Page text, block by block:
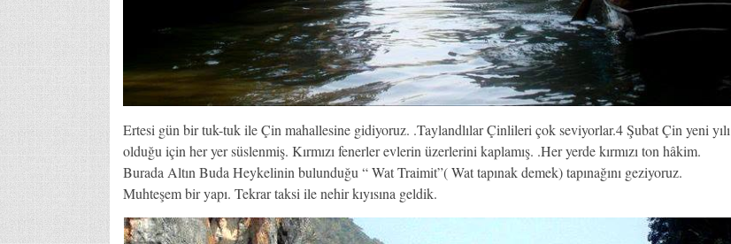
Ertesi gün bir tuk-tuk ile Çin mahallesine gidiyoruz. .Taylandlılar Çinlileri çok seviyorlar.4 Şubat Çin yeni yılı
olduğu için her yer süslenmiş. Kırmızı fenerler evlerin üzerlerini kaplamış. .Her yerde kırmızı ton hâkim.
Burada Altın Buda Heykelinin bulunduğu “ Wat Traimit”( Wat tapınak demek) tapınağını geziyoruz.
Muhteşem bir yapı. Tekrar taksi ile nehir kıyısına geldik.